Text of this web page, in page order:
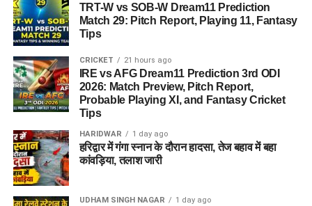
TRT-W vs SOB-W Dream11 Prediction
Match 29: Pitch Report, Playing 11, Fantasy
Tips
CRICKET 21 hours ago
IRE vs AFG Dream11 Prediction 3rd ODI
2026: Match Preview, Pitch Report,
Probable Playing XI, and Fantasy Cricket
Tips
HARIDWAR 1 day ago
हरिद्वार में गंगा स्नान के दौरान हादसा, तेज बहाव में बहा
कांवड़िया, तलाश जारी
UDHAM SINGH NAGAR 1 day ago